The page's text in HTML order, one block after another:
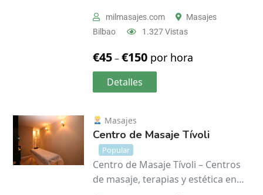
milmasajes.com
Masajes
Bilbao
1.327 Vistas
€45–€150 por hora
Detalles
Masajes
Centro de Masaje Tívoli
Popular
Centro de Masaje Tívoli – Centros
de masaje, terapias y estética en…